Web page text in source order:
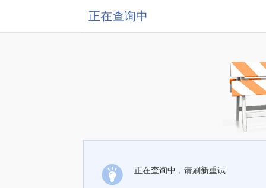
正在查询中
正在查询中，请刷新重试